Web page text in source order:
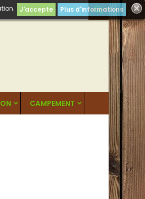

J'accepte Plus d'informations
CAMPEMENT